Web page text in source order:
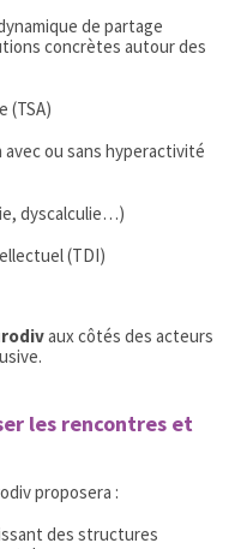
de partage
concrètes autour des
(TSA)
ou sans hyperactivité
dyscalculie…)
(TDI)
aux côtés des acteurs
les rencontres et
proposera :
des structures